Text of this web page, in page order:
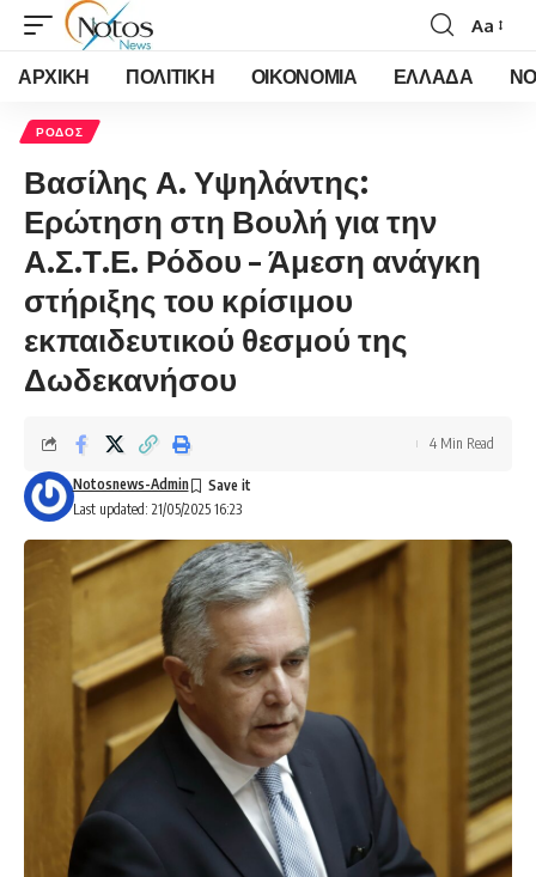
Font
Resizer
Aa
ΑΡΧΙΚΗ ΠΟΛΙΤΙΚΗ ΟΙΚΟΝΟΜΙΑ ΕΛΛΑΔΑ
ΡΟΔΟΣ
Βασίλης Α. Υψηλάντης:
Ερώτηση στη Βουλή για την
Α.Σ.Τ.Ε. Ρόδου – Άμεση ανάγκη
στήριξης του κρίσιμου
εκπαιδευτικού θεσμού της
Δωδεκανήσου
Last updated: 21/05/2025 16:23
Notosnews-Admin
4 Min Read